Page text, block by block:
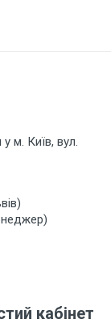
у м. Київ, вул.
кабінет